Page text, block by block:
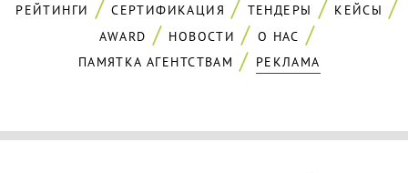
РЕЙТИНГИ СЕРТИФИКАЦИЯ ТЕНДЕРЫ
КЕЙСЫ
AWARD
НОВОСТИ
О НАС
ПАМЯТКА АГЕНТСТВАМ
РЕКЛАМА